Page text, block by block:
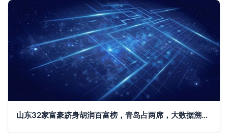
山东32家富豪跻身胡润百富榜，青岛占两席，大数据溯源技术助力信息追踪